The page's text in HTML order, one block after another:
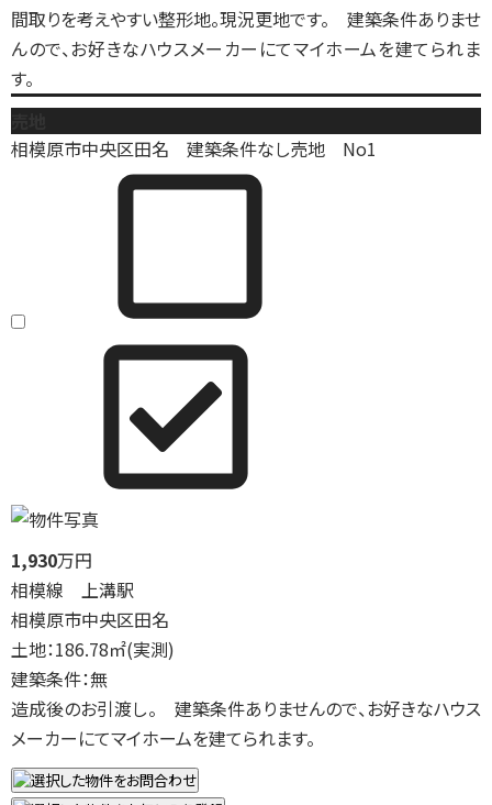
間取りを考えやすい整形地。現況更地です。 建築条件ありませ
んので、お好きなハウスメーカーにてマイホームを建てられま
す。
相模原市中央区田名 建築条件なし売地 No1
1,930万円
相模線 上溝駅
相模原市中央区田名
土地：186.78㎡(実測)
建築条件：無
造成後のお引渡し。 建築条件ありませんので、お好きなハウス
メーカーにてマイホームを建てられます。